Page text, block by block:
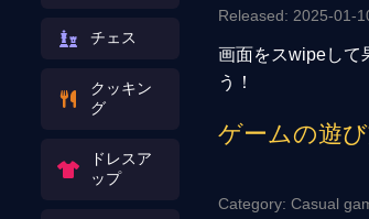
チェス
クッキン
グ
ドレスア
ップ
Released: 2025-01-
画面をスwipeして
う！
ゲームの遊
Category: Casual